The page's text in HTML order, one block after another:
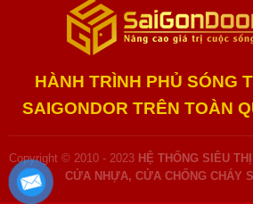
HÀNH TRÌNH PHỦ SÓNG
SAIGONDOR TRÊN TOÀN
Copyright © 2010 - 2023 HỆ THỐNG SIÊU
CỬA NHỰA, CỬA CHỐNG CHÁY